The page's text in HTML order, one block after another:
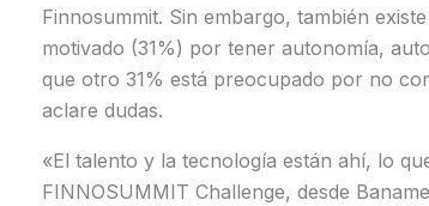
Finnosummit. Sin embargo, también
motivado (31%) por tener autonomía,
que otro 31% está preocupado por no
aclare dudas.
«El talento y la tecnología están ahí, lo
FINNOSUMMIT Challenge, desde